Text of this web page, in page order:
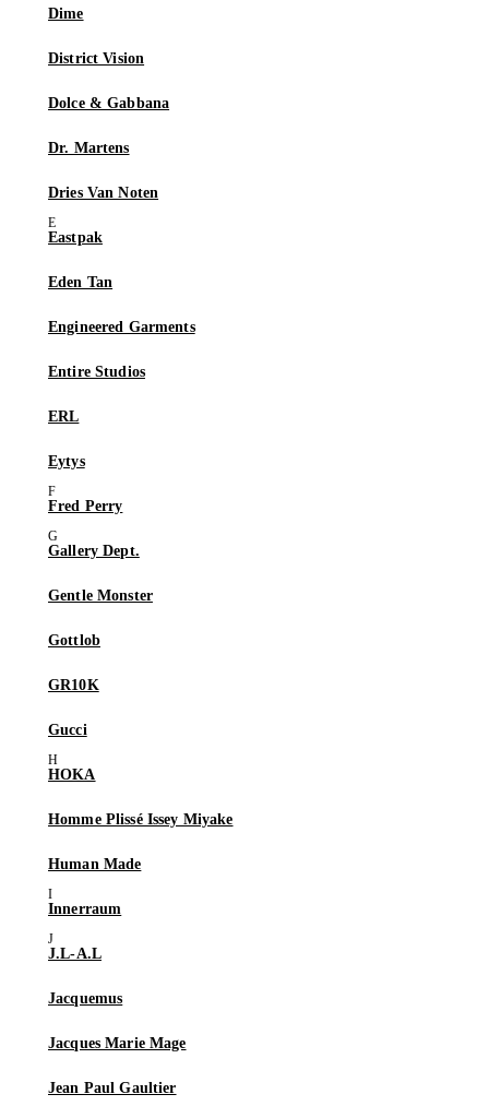
Dime
District Vision
Dolce & Gabbana
Dr. Martens
Dries Van Noten
Eastpak
Eden Tan
Engineered Garments
Entire Studios
ERL
Eytys
Fred Perry
Gallery Dept.
Gentle Monster
Gottlob
GR10K
Gucci
HOKA
Homme Plissé Issey Miyake
Human Made
Innerraum
J.L-A.L
Jacquemus
Jacques Marie Mage
Jean Paul Gaultier